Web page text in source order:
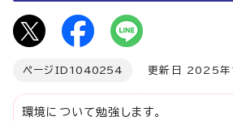
ページID 1040254 更新日 2025年
環境について勉強します。